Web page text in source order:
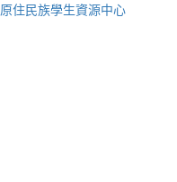
原住民族學生資源中心